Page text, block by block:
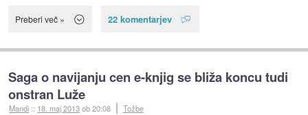
Preberi več » 22 komentarjev
Saga o navijanju cen e-knjig se bliža koncu tudi
onstran Luže
Mandi :: 18. maj 2013ob 20:08 Tožbe